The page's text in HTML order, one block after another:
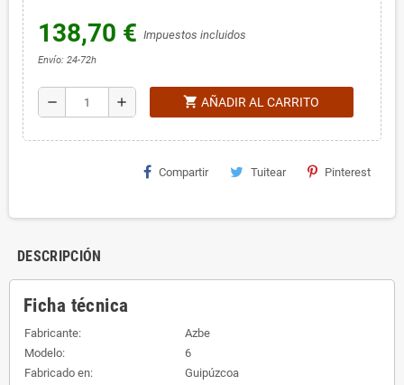
138,70 € Impuestos incluidos
Envío: 24-72h
remove add shopping_cart AÑADIR AL CARRITO
Compartir Tuitear Pinterest
DESCRIPCIÓN
Ficha técnica
Fabricante:
Azbe
Modelo:
6
Fabricado en:
Guipúzcoa